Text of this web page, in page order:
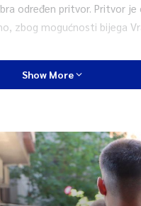
određen pritvor. Pritvor je
zbog mogućnosti bijega
0
Show More